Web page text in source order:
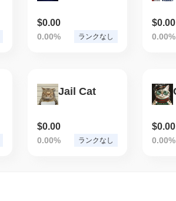
$0.00
0.00% ランクなし
$0.00
0.00%
Jail Cat
$0.00
0.00% ランクなし
$0.00
0.00%